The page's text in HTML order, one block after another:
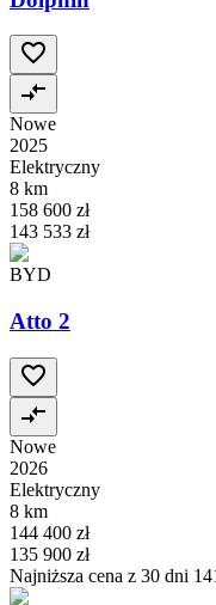
Nowe
2025
Elektryczny
8 km
158 600 zł
143 533 zł
BYD
Atto 2
Nowe
2026
Elektryczny
8 km
144 400 zł
135 900 zł
Najniższa cena z 30 dni